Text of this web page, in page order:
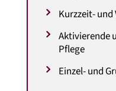
Kurzzeit-
Aktivierende
Pflege
Einzel- und